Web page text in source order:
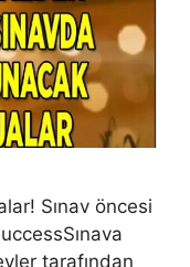
Sınav öncesi
tarafından